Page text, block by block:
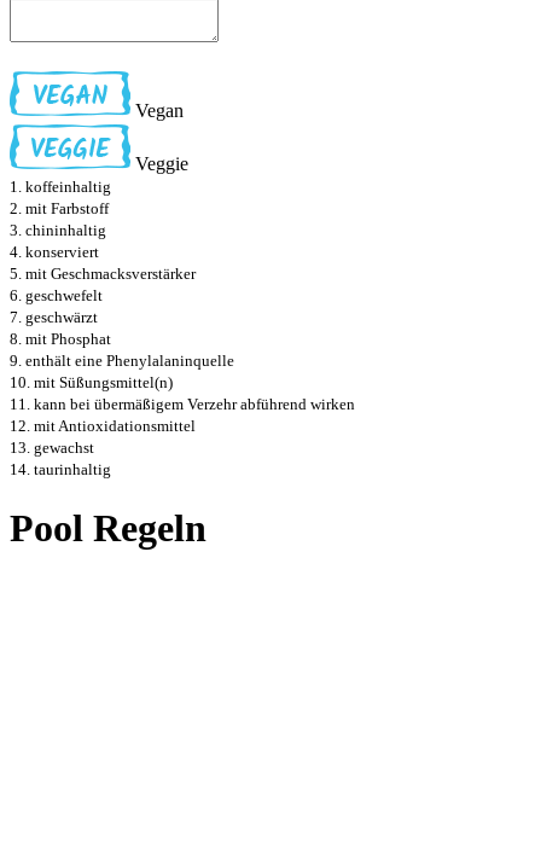
Vegan
Veggie
1. koffeinhaltig
2. mit Farbstoff
3. chininhaltig
4. konserviert
5. mit Geschmacksverstärker
6. geschwefelt
7. geschwärzt
8. mit Phosphat
9. enthält eine Phenylalaninquelle
10. mit Süßungsmittel(n)
11. kann bei übermäßigem Verzehr abführend wirken
12. mit Antioxidationsmittel
13. gewachst
14. taurinhaltig
Pool Regeln